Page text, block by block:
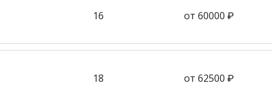
16 от 60000 ₽
18 от 62500 ₽